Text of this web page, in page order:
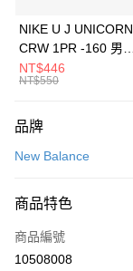
元大商業銀行
台灣樂天信用卡公司
全盈+PAY
AFTEE先享後付
【關於「AFTEE先享後
便利好安心！
３．安心：先確認商品
【「AFTEE先享後付」
１．於結帳方式選擇「
運送方式
每筆NT$100，滿
宅配
每筆NT$100，滿
NIKE U J UNICORN
CRW 1PR -160 男女
中統襪 FZ3393100
NT$446
NT$550
品牌
New Balance
商品特色
商品編號
10508008